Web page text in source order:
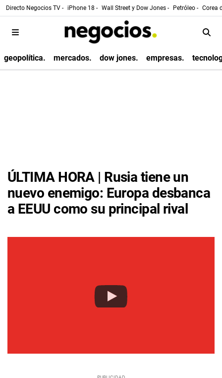
Directo Negocios TV - iPhone 18 - Wall Street y Dow Jones - Petróleo - Corea
geopolítica. mercados. dow jones. empresas.
ÚLTIMA HORA | Rusia tiene un
nuevo enemigo: Europa desbanca
a EEUU como su principal rival